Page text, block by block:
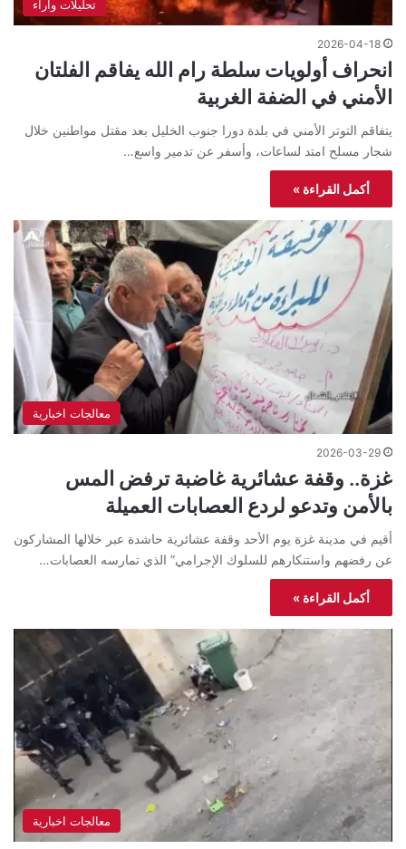
تحليلات واراء
2026-04-18
انحراف أولويات سلطة رام الله يفاقم الفلتان
الأمني في الضفة الغربية
يتفاقم التوتر الأمني في بلدة دورا جنوب الخليل بعد مقتل مواطنين خلال
شجار مسلح امتد لساعات، وأسفر عن تدمير واسع…
أكمل القراءة »
معالجات اخبارية
2026-03-29
غزة.. وقفة عشائرية غاضبة ترفض المس
بالأمن وتدعو لردع العصابات العميلة
أقيم في مدينة غزة يوم الأحد وقفة عشائرية حاشدة عبر خلالها المشاركون
عن رفضهم واستنكارهم للسلوك الإجرامي” الذي تمارسه العصابات…
أكمل القراءة »
معالجات اخبارية